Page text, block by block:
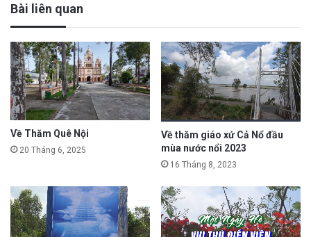
Bài liên quan
Về Thăm Quê Nội
20 Tháng 6, 2025
Về thăm giáo xứ Cả Nổ đầu
mùa nước nổi 2023
16 Tháng 8, 2023